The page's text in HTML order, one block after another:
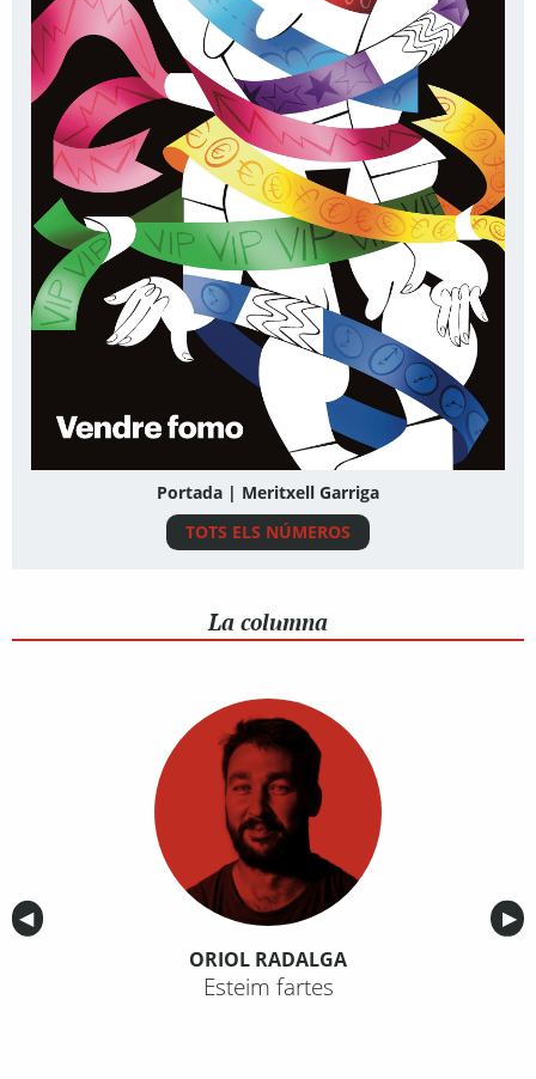
Portada | Meritxell Garriga
TOTS ELS NÚMEROS
La columna
Anterior
◀︎ ▶︎
ORIOL RADALGA
Esteim fartes